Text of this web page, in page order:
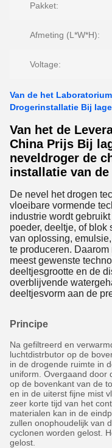
Pakket:
Afmeting (L*W*H):
Voltage:
Van de het
Drogerinstallatie Bij
Van het de
China Prijs Bij
neveldroger de
installatie van
De nevel het drogen
vloeibare vormende
industrie wordt
poeder, deeltje, of blok
van oplossing,
te produceren.
meest gewenste
deeltjesgrootte en de
overblijvende
deeltjesvorm aan de
Principe
Na gefiltreerd en
luchtdistrbutor op de
in de drogende ruimte in
uniform. Overgaand door
op de bovenkant van de
en in de uiterst fijne mist
zeer korte tijd van het
materialen kan in de
zullen onophoudelijk van
cyclonen worden gelost.
gelost.